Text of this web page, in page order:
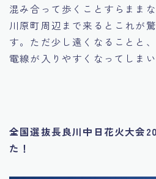
混み合って歩くことすらまま
川原町周辺まで来るとこれが
す。ただ少し遠くなることと
電線が入りやすくなってしま
全国選抜長良川中日花火大会
た！